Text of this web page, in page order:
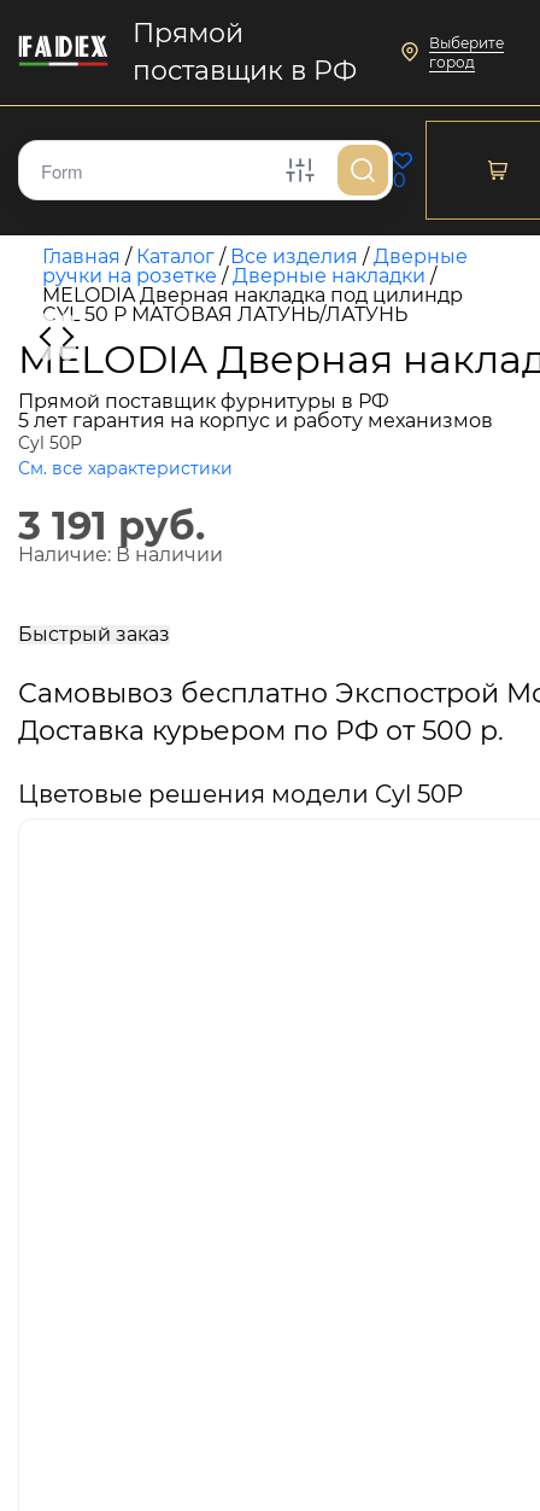
Прямой
поставщик в РФ
Выберите
город
0
Главная / Каталог / Все изделия /Дверные
ручки на розетке /Дверные накладки /
MELODIA Дверная накладка под цилиндр
CYL 50 P МАТОВАЯ ЛАТУНЬ/ЛАТУНЬ
MELODIA Дверная
Прямой поставщик фурнитуры в РФ
5 лет гарантия на корпус и работу механизмов
Cyl 50P
См. все характеристики
3 191 руб.
Наличие: В наличии
Быстрый заказ
Самовывоз бесплатно Экспострой
Доставка курьером по РФ от 500 р.
Цветовые решения модели Cyl 50P